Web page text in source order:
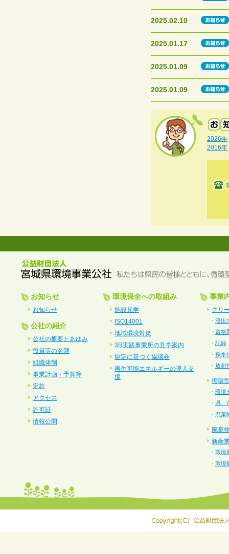
2025.02.10
2025.01.17
2025.01.09
2025.01.09
2026年
2016年
お知らせ
お知らせ
公社の紹介
公社の概要とあゆみ
役員等の名簿
組織体制
事業計画・予算等
定款
アクセス
許可証
情報公開
環境保全への取組み
施設見学
ISO14001
地域環境対策
3R実践事業所の見学案内
協定に基づく協議会
再生可能エネルギーの導入支
援
事業
クリ
・ 浸出
・ 資格
・ 記録
・ 採水
・ 放射
循環
・ 環境
・ 県、
・ 廃棄
廃棄
新産
・ 環境
・ 環境